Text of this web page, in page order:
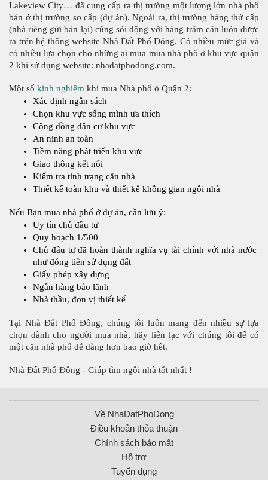
Lakeview City… đã cung cấp ra thị trường một lượng lớn nhà phố
bán ở thị trường sơ cấp (dự án). Ngoài ra, thị trường hàng thứ cấp
(nhà riêng gửi bán lại) cũng sôi động với hàng trăm căn luôn được
ra trên hệ thống website Nhà Đất Phố Đông. Có nhiều mức giá và
có nhiều lựa chọn cho những ai mua mua nhà phố ở khu vực quận
2 khi sử dụng website: nhadatphodong.com.
Một số kinh nghiệm khi mua Nhà phố ở Quận 2:
Xác định ngân sách
Chọn khu vực sống mình ưa thích
Cộng đồng dân cư khu vực
An ninh an toàn
Tiềm năng phát triển khu vực
Giao thông kết nối
Kiểm tra tình trạng căn nhà
Thiết kế toàn khu và thiết kế không gian ngôi nhà
Nếu Bạn mua nhà phố ở dự án, cần lưu ý:
Uy tín chủ đầu tư
Quy hoạch 1/500
Chủ đầu tư đã hoàn thành nghĩa vụ tài chính với nhà nước
như đóng tiền sử dụng đất
Giấy phép xây dựng
Ngân hàng bảo lãnh
Nhà thầu, đơn vị thiết kế
Tại Nhà Đất Phố Đông, chúng tôi luôn mang đến nhiều sự lựa
chọn dành cho người mua nhà, hãy liên lạc với chúng tôi để có
một căn nhà phố dễ dàng hơn bao giờ hết.
Nhà Đất Phố Đông - Giúp tìm ngôi nhà tốt nhất !
Về NhaDatPhoDong
Điều khoản thỏa thuận
Chính sách bảo mật
Hỗ trợ
Tuyển dụng